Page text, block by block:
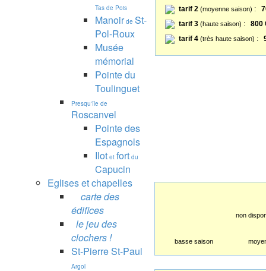
Tas de Pois
Manoir de St-
Pol-Roux
Musée
mémorial
Pointe du
Toulinguet
Presqu'île de
Roscanvel
Pointe des
Espagnols
Ilot et fort du
Capucin
Eglises et chapelles
carte des
édifices
le jeu des
clochers !
St-Pierre St-Paul
Argol
tarif 2 (moyenne saison) :
tarif 3 (haute saison) : 800
tarif 4 (très haute saison) :
non
basse saison